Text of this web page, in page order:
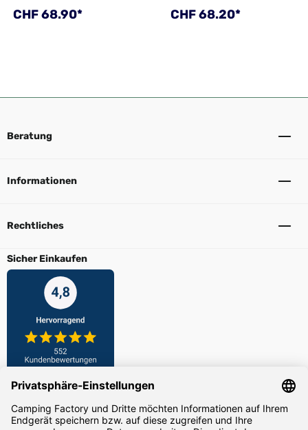
Regulärer Preis:
CHF 68.90* Regulärer Preis:
CHF 68.20*
Beratung
Informationen
Rechtliches
Sicher Einkaufen